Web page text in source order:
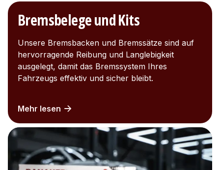
Bremsbelege und Kits
Unsere Bremsbacken und Bremssätze sind auf
hervorragende Reibung und Langlebigkeit
ausgelegt, damit das Bremssystem Ihres
Fahrzeugs effektiv und sicher bleibt.
Mehr lesen